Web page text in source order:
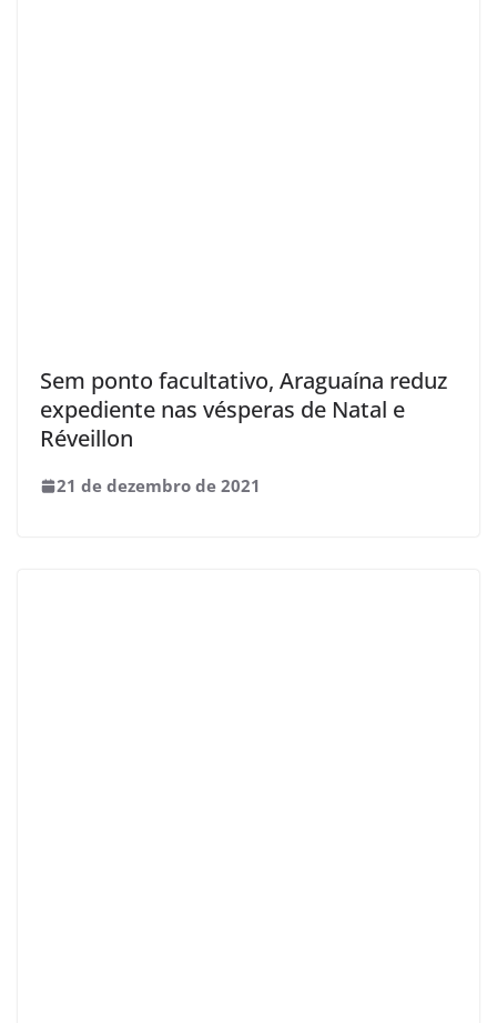
Sem ponto facultativo, Araguaína reduz
expediente nas vésperas de Natal e
Réveillon
21 de dezembro de 2021